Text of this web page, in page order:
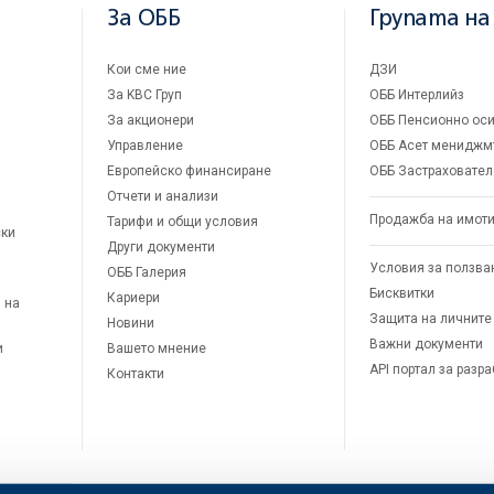
на
За ОББ
Кои сме ние
За KBC Груп
За акционери
Управление
Европейско финансиране
Отчети и анализи
Тарифи и общи условия
Други документи
ОББ Галерия
Кариери
Новини
Вашето мнение
Контакти
Групата на
ДЗИ
ОББ Интерлийз
ОББ Пенсионно
ОББ Асет
ОББ
Продажба на имоти
Условия за
Бисквитки
Защита на
Важни документи
API портал за